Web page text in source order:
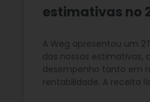
estimativas no
A Weg apresentou um
das nossas estimativas,
desempenho tanto em
rentabilidade. A receita